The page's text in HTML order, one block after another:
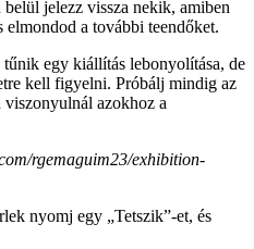
jelezz vissza nekik, amiben
elmondod a további teendőket.
egy kiállítás lebonyolítása, de
kell figyelni. Próbálj mindig az
azokhoz a
rgemaguim23/exhibition-
nyomj egy „Tetszik”-et, és